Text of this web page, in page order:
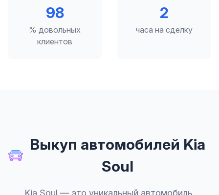
98
% довольных
клиентов
2
часа на сделку
Выкуп автомобилей Kia
Soul
Kia Soul — это уникальный автомобиль,